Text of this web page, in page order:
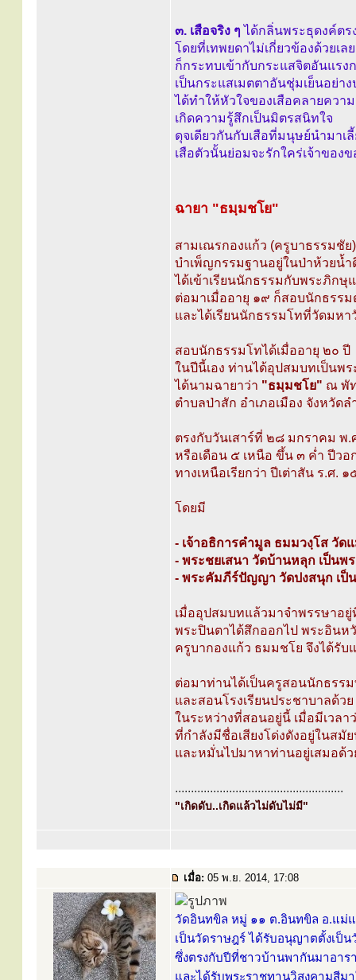
๓. เสือจริง ๆ ได้กลิ่นพระธุดงค์ตร
โดยที่เทพยดาไม่เกี่ยวข้องด้วยเ
ก็กระทบเข้ากับกระแสจิตอันแรง
เป็นกระแสเมตตาอันชุ่มเย็นอย่า
ได้ทำให้หัวใจของเสือคลายควา
เกิดความรู้สึกเป็นมิตรสนิทใจ
ดุจเดียวกันกับเสือที่มนุษย์นำมาเ
เสือตัวนั้นย่อมจะรักใคร่เจ้าของ
ฉายา "ธมฺมชโย"
สามเณรกองแก้ว (ครูบาธรรมชัย)
บำเพ็ญกรรมฐานอยู่ในป่าห้วยน้
ได้เข้าเรียนนักธรรมกับพระภิกษุ
ต่อมาเมื่ออายุ ๑๙ ก็สอบนักธรรม
และได้เรียนนักธรรมโทที่วัดมหา
สอบนักธรรมโทได้เมื่ออายุ ๒๐ ปี
ในปีนี้เอง ท่านได้อุปสมบทเป็นพ
ได้นามฉายาว่า "ธมฺมชโย" ณ พั
ตำบลป่าสัก อำเภอเมือง จังหวัด
ตรงกับวันเสาร์ที่ ๒๘ มกราคม พ
หรือเดือน ๕ เหนือ ขึ้น ๓ ค่ำ ปีวอ
ทางเหนือเรียกว่า ปีเต่าสัน ร.ศ.
โดยมี
- เจ้าอธิการคำมูล ธมมวงฺโส วั
- พระชยเสนา วัดบ้านหลุก เป็นพ
- พระคัมภีร์ปัญญา วัดปงสนุก เป็
เมื่ออุปสมบทแล้วมาจำพรรษาอ
พระปินตาได้สึกออกไป พระอินหวั
ครูบากองแก้ว ธมมชโย จึงได้รับ
ต่อมาท่านได้เป็นครูสอนนักธรร
และสอนโรงเรียนประชาบาลด้ว
ในระหว่างที่สอนอยู่นี้ เมื่อมีเวลา
ที่กำลังมีชื่อเสียงโด่งดังอยู่ในสมั
และหมั่นไปมาหาท่านอยู่เสมอด้ว
.....................................................
"เกิดดับ..เกิดแล้วไม่ดับไม่มี"
เมื่อ: 05 พ.ย. 2014, 17:08
วัดอินทขิล หมู่ ๑๑ ต.อินทขิล อ.แม่แ
เป็นวัดราษฎร์ ได้รับอนุญาตตั้งเป็
ซึ่งตรงกับปีที่ชาวบ้านพากันมาอาร
และได้รับพระราชทานวิสุงคามสีม